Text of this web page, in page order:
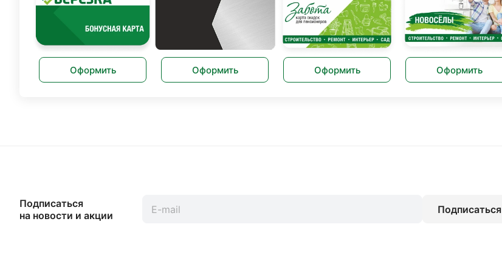
Оформить Оформить Оформить Оформить
Подписаться
на новости и акции
Подписаться